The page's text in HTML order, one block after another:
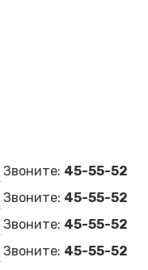
Звоните: 45-55-52
Звоните: 45-55-52
Звоните: 45-55-52
Звоните: 45-55-52